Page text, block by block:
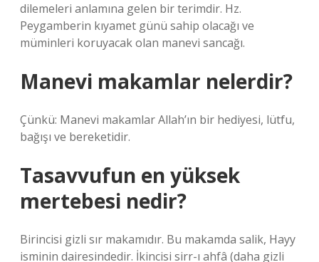
dilemeleri anlamına gelen bir terimdir. Hz.
Peygamberin kıyamet günü sahip olacağı ve
müminleri koruyacak olan manevi sancağı.
Manevi makamlar nelerdir?
Çünkü: Manevi makamlar Allah’ın bir hediyesi, lütfu,
bağışı ve bereketidir.
Tasavvufun en yüksek
mertebesi nedir?
Birincisi gizli sır makamıdır. Bu makamda salik, Hayy
isminin dairesindedir. İkincisi sirr-ı ahfâ (daha gizli